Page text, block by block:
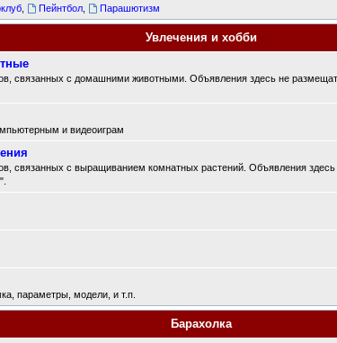
Пейнтбол Парашютизм
Увлечения и хобби
связанных с домашними животными. Объявления здесь не
и видеоиграм
связанных с выращиванием комнатных растений. Объявления
параметры, модели, и т.п.
Барахолка